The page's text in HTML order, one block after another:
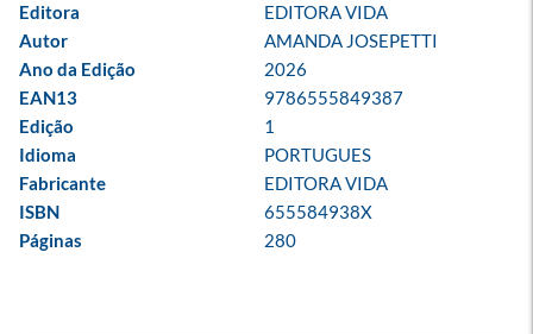
Editora
EDITORA VIDA
Autor
AMANDA JOSEPETTI
Ano da Edição
2026
EAN13
9786555849387
Edição
1
Idioma
PORTUGUES
Fabricante
EDITORA VIDA
ISBN
655584938X
Páginas
280